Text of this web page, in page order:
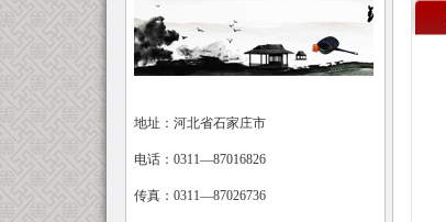
地址：河北省石家庄市
电话：0311—87016826
传真：0311—87026736